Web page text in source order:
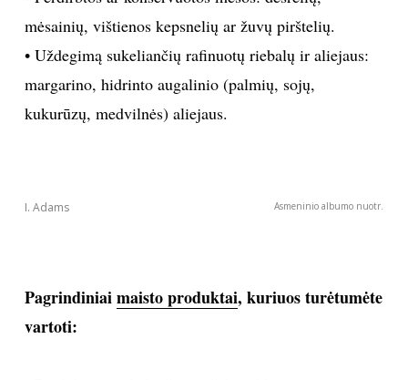
KONTAKTAI
PRIVATUMO POLITIKA
NAUJIENLAIŠKĮ
mėsainių, vištienos kepsnelių ar žuvų pirštelių.
• Uždegimą sukeliančių rafinuotų riebalų ir aliejaus:
margarino, hidrinto augalinio (palmių, sojų,
kukurūzų, medvilnės) aliejaus.